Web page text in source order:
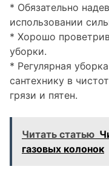
* Обязательно
использовании
* Хорошо
уборки.
* Регулярная
сантехнику в
грязи и пятен.
Читать статью
газовых колонок